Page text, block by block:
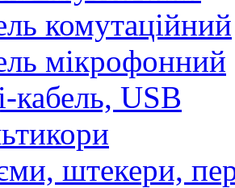
комутаційний
мікрофонний
кабель, USB
штекери,